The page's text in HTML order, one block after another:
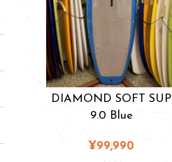
DIAMOND SOFT SUP
9.0 Blue
¥99,990